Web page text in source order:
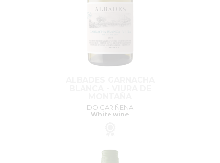
DO CARIÑENA
White wine